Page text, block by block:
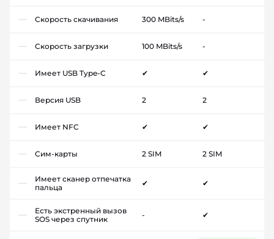
Скорость скачивания 300 MBits/s -
Скорость загрузки 100 MBits/s -
Имеет USB Type-C ✔ ✔
Версия USB 2 2
Имеет NFC ✔ ✔
Сим-карты 2 SIM 2 SIM
Имеет сканер отпечатка
пальца
✔ ✔
Есть экстренный вызов
SOS через спутник
- ✔